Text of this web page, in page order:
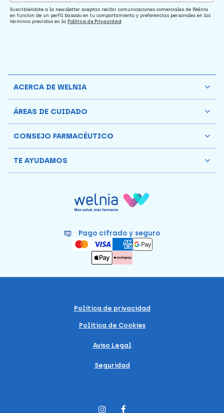
Suscribiéndote a la newsletter aceptas recibir comunicaciones comerciales de Welnia
en función de un perfil basado en tu comportamiento y preferencias personales en los
términos previstos en la Política de Privacidad
Pago cifrado y seguro
ACERCA DE WELNIA
ÁREAS DE CUIDADO
CONSEJO FARMACÉUTICO
TE AYUDAMOS
Política de privacidad
Política de Cookies
Aviso Legal
Seguridad